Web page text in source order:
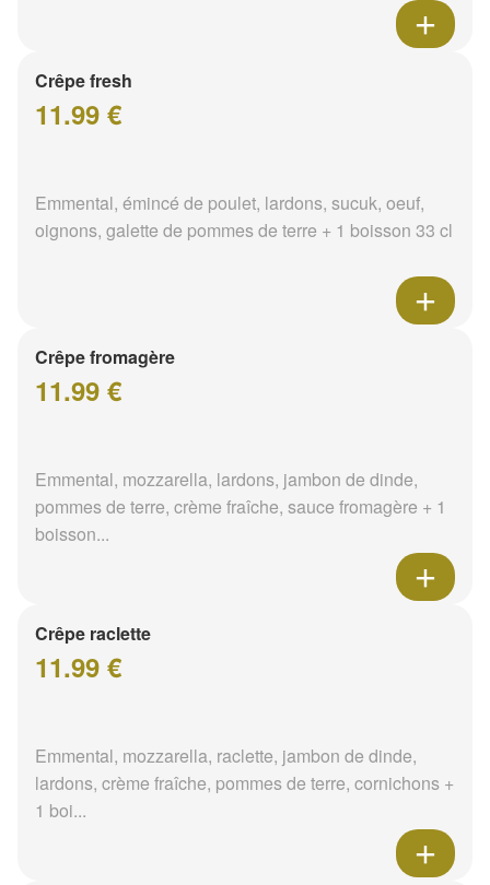
Crêpe fresh
11.99 €
Emmental, émincé de poulet, lardons, sucuk, oeuf,
oignons, galette de pommes de terre + 1 boisson 33 cl
Crêpe fromagère
11.99 €
Emmental, mozzarella, lardons, jambon de dinde,
pommes de terre, crème fraîche, sauce fromagère + 1
boisson...
Crêpe raclette
11.99 €
Emmental, mozzarella, raclette, jambon de dinde,
lardons, crème fraîche, pommes de terre, cornichons +
1 boi...